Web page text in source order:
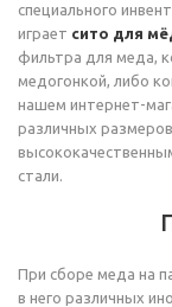
специального
играет сито для
фильтра для меда,
медогонкой, либо
нашем интернет-
различных
стали.
При сборе меда на
в него различных